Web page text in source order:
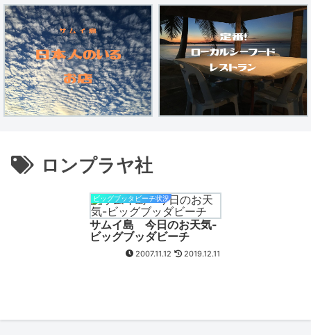
ロンプラヤ社
ビッグブッタビーチ状況
サムイ島 今日のお天気-
ビッグブッダビーチ
2007.11.12 2019.12.11